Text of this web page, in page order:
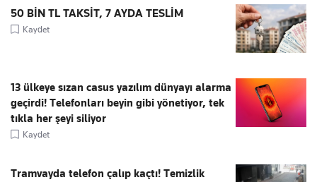
50 BİN TL TAKSİT, 7 AYDA TESLİM
Kaydet
13 ülkeye sızan casus yazılım dünyayı alarma
geçirdi! Telefonları beyin gibi yönetiyor, tek
tıkla her şeyi siliyor
Kaydet
Tramvayda telefon çalıp kaçtı! Temizlik